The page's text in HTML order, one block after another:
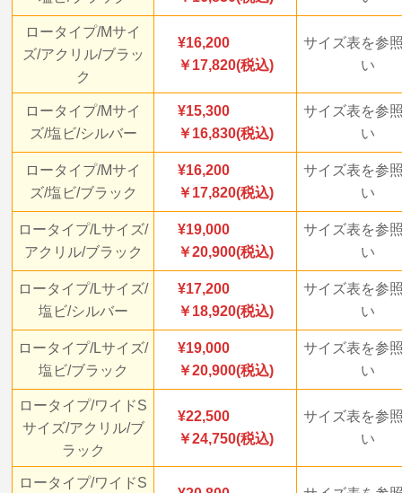
ロータイプ/Mサイ
ズ/アクリル/ブラッ
ク
16,200
￥17,820(税込)
サイズ表を参
い
ロータイプ/Mサイ
ズ/塩ビ/シルバー
15,300
￥16,830(税込)
サイズ表を参
い
ロータイプ/Mサイ
ズ/塩ビ/ブラック
16,200
￥17,820(税込)
サイズ表を参
い
ロータイプ/Lサイズ/
アクリル/ブラック
19,000
￥20,900(税込)
サイズ表を参
い
ロータイプ/Lサイズ/
塩ビ/シルバー
17,200
￥18,920(税込)
サイズ表を参
い
ロータイプ/Lサイズ/
塩ビ/ブラック
19,000
￥20,900(税込)
サイズ表を参
い
ロータイプ/ワイドS
サイズ/アクリル/ブ
ラック
22,500
￥24,750(税込)
サイズ表を参
い
ロータイプ/ワイドS